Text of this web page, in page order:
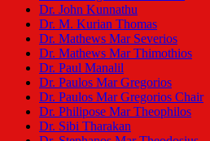
Dr. John Kunnathu
Dr. M. Kurian Thomas
Dr. Mathews Mar Severios
Dr. Mathews Mar Thimothios
Dr. Paul Manalil
Dr. Paulos Mar Gregorios
Dr. Paulos Mar Gregorios Chair
Dr. Philipose Mar Theophilos
Dr. Sibi Tharakan